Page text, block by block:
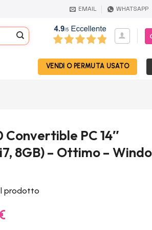
EMAIL WHATSAPP
VENDI O PERMUTA USATO
Convertible PC 14″
8GB) – Ottimo –
prodotto
Il
prezzo